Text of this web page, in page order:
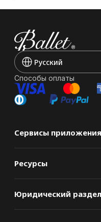
Pусский
Способы оплаты
Сервисы приложения
Ресурсы
Юридический раздел